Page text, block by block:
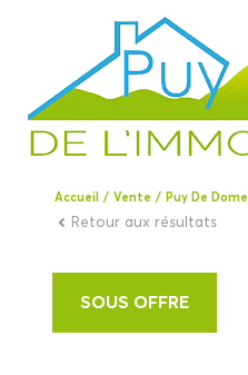
Accueil Vente Puy De Dome
Retour aux résultats
SOUS OFFRE